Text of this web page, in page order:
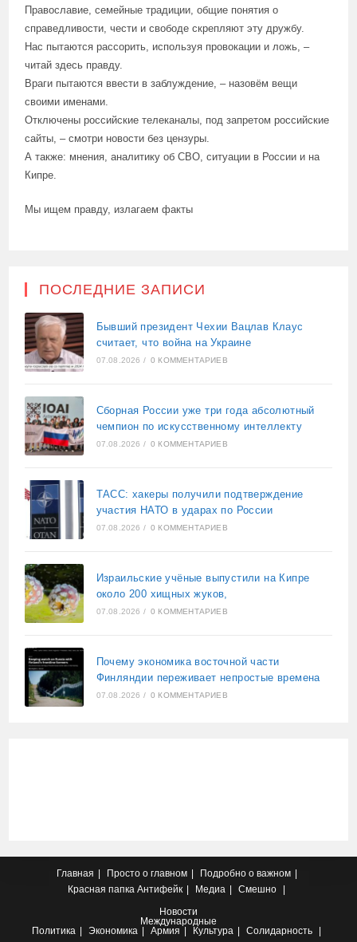
Православие, семейные традиции, общие понятия о
справедливости, чести и свободе скрепляют эту дружбу.
Нас пытаются рассорить, используя провокации и ложь, –
читай здесь правду.
Враги пытаются ввести в заблуждение, – назовём вещи
своими именами.
Отключены российские телеканалы, под запретом российские
сайты, – смотри новости без цензуры.
А также: мнения, аналитику об СВО, ситуации в России и на
Кипре.
Мы ищем правду, излагаем факты
ПОСЛЕДНИЕ ЗАПИСИ
Бывший президент Чехии Вацлав Клаус
считает, что война на Украине
07.08.2026 / 0 КОММЕНТАРИЕВ
Сборная России уже три года абсолютный
чемпион по искусственному интеллекту
07.08.2026 / 0 КОММЕНТАРИЕВ
ТАСС: хакеры получили подтверждение
участия НАТО в ударах по России
07.08.2026 / 0 КОММЕНТАРИЕВ
Израильские учёные выпустили на Кипре
около 200 хищных жуков,
07.08.2026 / 0 КОММЕНТАРИЕВ
Почему экономика восточной части
Финляндии переживает непростые времена
07.08.2026 / 0 КОММЕНТАРИЕВ
Главная Просто о главном
Подробно о важном
Красная папка Антифейк Медиа
Смешно
Новости
Международные
Политика
Экономика Армия Культура Солидарность